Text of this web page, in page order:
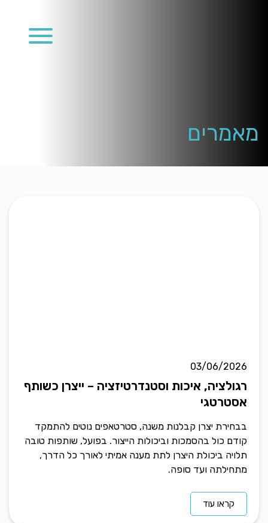
מאמרים
03/06/2026
רגולציה, איכות וסטנדרטיזציה – ייצרן כשותף
אסטרטגי
בבחירת יצרן קבלנות משנה, סטרטאפים נוטים להתמקד
קודם כול בהסמכות וביכולות הייצור. בפועל, שותפות טובה
תלויה ביכולת היצרן לתת מענה אמיתי לאורך כל הדרך,
מתחילתה ועד סופה.
קראו עוד